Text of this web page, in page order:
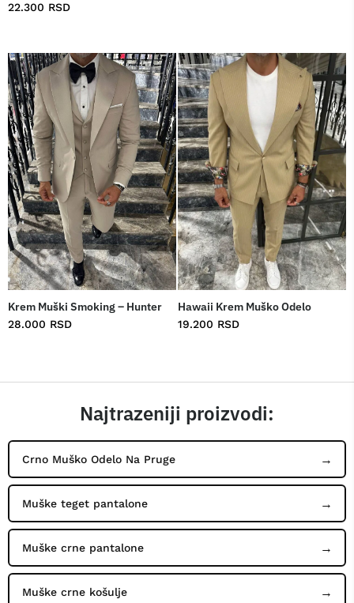
22.300 RSD
Krem Muški Smoking – Hunter
28.000 RSD
Hawaii Krem Muško Odelo
19.200 RSD
Najtrazeniji proizvodi:
Crno Muško Odelo Na Pruge
Muške teget pantalone
Muške crne pantalone
Muške crne košulje